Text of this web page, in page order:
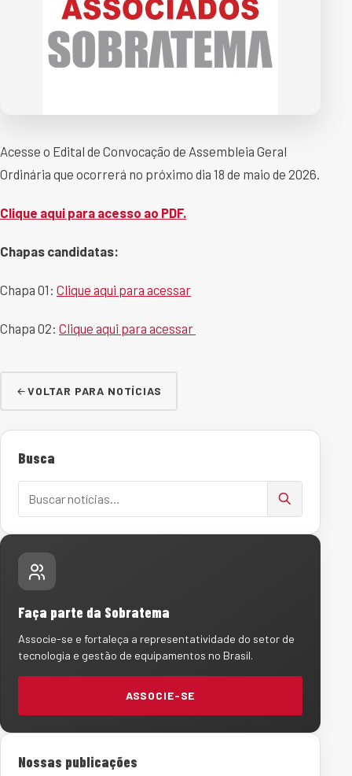
Acesse o Edital de Convocação de Assembleia Geral
Ordinária que ocorrerá no próximo dia 18 de maio de 2026.
Clique aqui para acesso ao PDF.
Chapas candidatas:
Chapa 01: Clique aqui para acessar
Chapa 02: Clique aqui para acessar
VOLTAR PARA NOTÍCIAS
Busca
Faça parte da Sobratema
Associe-se e fortaleça a representatividade do setor de
tecnologia e gestão de equipamentos no Brasil.
ASSOCIE-SE
Nossas publicações